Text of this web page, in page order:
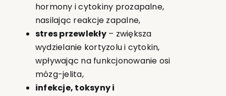
hormony i cytokiny prozapalne,
nasilając reakcje zapalne,
stres przewlekły– zwiększa
wydzielanie kortyzolu i cytokin,
wpływając na funkcjonowanie osi
mózg-jelita,
infekcje, toksyny i